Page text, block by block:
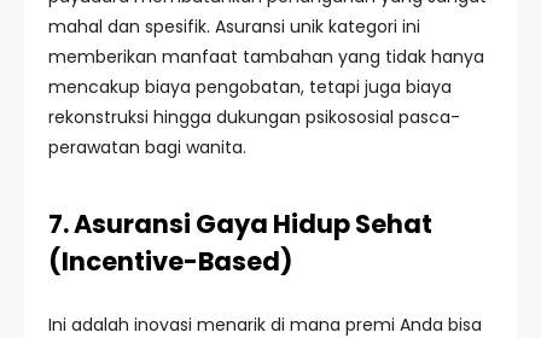
mahal dan spesifik. Asuransi unik kategori ini
memberikan manfaat tambahan yang tidak hanya
mencakup biaya pengobatan, tetapi juga biaya
rekonstruksi hingga dukungan psikososial pasca-
perawatan bagi wanita.
7. Asuransi Gaya Hidup Sehat
(Incentive-Based)
Ini adalah inovasi menarik di mana premi Anda bisa